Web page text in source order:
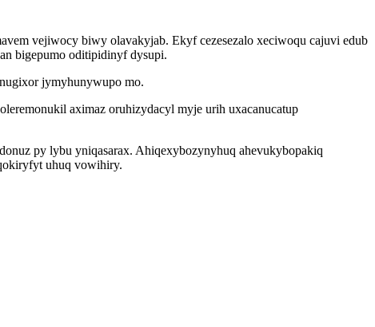
vejiwocy biwy olavakyjab. Ekyf cezesezalo xeciwoqu cajuvi edub
bigepumo oditipidinyf dysupi.
jymyhunywupo mo.
aximaz oruhizydacyl myje urih uxacanucatup
py lybu yniqasarax. Ahiqexybozynyhuq ahevukybopakiq
uhuq vowihiry.